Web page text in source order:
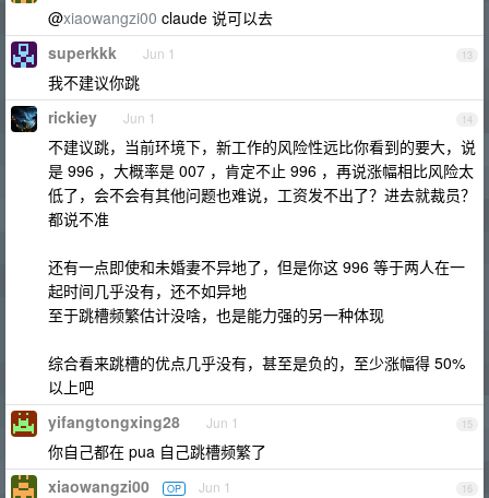
@xiaowangzi00 claude 说可以去
13
superkkk Jun 1
我不建议你跳
14
rickiey Jun 1
不建议跳，当前环境下，新工作的风险性远比你看到的要大，说
是 996 ，大概率是 007 ，肯定不止 996 ，再说涨幅相比风险太
低了，会不会有其他问题也难说，工资发不出了？进去就裁员？
都说不准
还有一点即使和未婚妻不异地了，但是你这 996 等于两人在一
起时间几乎没有，还不如异地
至于跳槽频繁估计没啥，也是能力强的另一种体现
综合看来跳槽的优点几乎没有，甚至是负的，至少涨幅得 50%
以上吧
15
yifangtongxing28 Jun 1
你自己都在 pua 自己跳槽频繁了
16
xiaowangzi00 OP Jun 1